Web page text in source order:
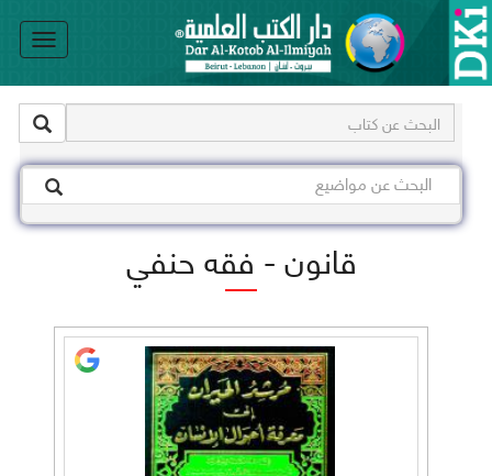
قانون - فقه حنفي